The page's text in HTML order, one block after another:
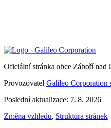
Oficiální stránka obce Záboří nad
Provozovatel Galileo Corporation
Poslední aktualizace: 7. 8. 2026
Změna vzhledu, Struktura stránek